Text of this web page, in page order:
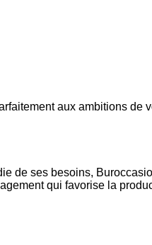
aux ambitions de
de ses besoins,
qui favorise la